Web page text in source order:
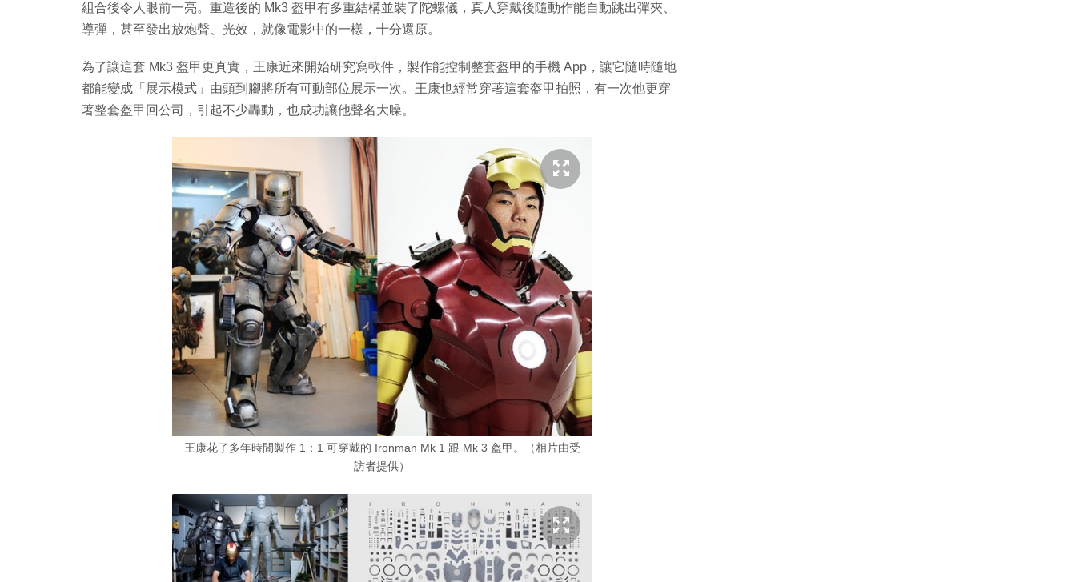
組合後令人眼前一亮。重造後的 Mk3 盔甲有多重結構並裝了陀螺儀，真人穿戴後隨動作能自動跳出彈夾、
導彈，甚至發出放炮聲、光效，就像電影中的一樣，十分還原。
為了讓這套 Mk3 盔甲更真實，王康近來開始研究寫軟件，製作能控制整套盔甲的手機 App，讓它隨時隨地
都能變成「展示模式」由頭到腳將所有可動部位展示一次。王康也經常穿著這套盔甲拍照，有一次他更穿
著整套盔甲回公司，引起不少轟動，也成功讓他聲名大噪。
王康花了多年時間製作 1：1 可穿戴的 Ironman Mk 1 跟 Mk 3 盔甲。（相片由受
訪者提供）